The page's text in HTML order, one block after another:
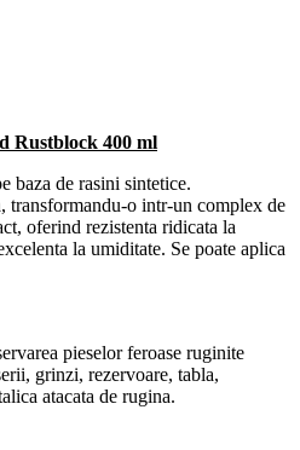
Rustblock 400 ml
baza de rasini sintetice.
transformandu-o intr-un complex de
oferind rezistenta ridicata la
la umiditate. Se poate aplica
pieselor feroase ruginite
grinzi, rezervoare, tabla,
atacata de rugina.